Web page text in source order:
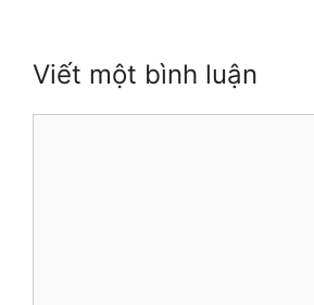
Viết một bình luận